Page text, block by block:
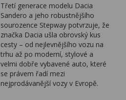
Třetí generace modelu Dacia
Sandero a jeho robustnějšího
sourozence Stepway potvrzuje, že
značka Dacia ušla obrovský kus
cesty – od nejlevnějšího vozu na
trhu až po moderní, stylové a
velmi dobře vybavené auto, které
se právem řadí mezi
nejprodávanější vozy v Evropě.